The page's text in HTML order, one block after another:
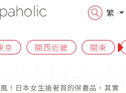
繁
京 關西近畿 關東
！日本女生搶著買的保養品，其實